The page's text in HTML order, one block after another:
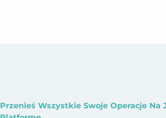
Przenieś Wszystkie Swoje Operacje Na